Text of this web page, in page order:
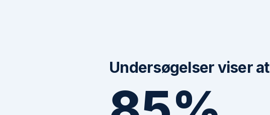
Undersøgelser viser at